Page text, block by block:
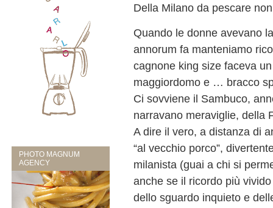
PHOTO MAGNUM
AGENCY
Della Milano da pescare
Quando le donne avevano
annorum fa manteniamo
cagnone king size faceva
maggiordomo e … bracco
Ci sovviene il Sambuco,
narravano meraviglie, della
A dire il vero, a distanza di
“al vecchio porco”,
milanista (guai a chi si
anche se il ricordo più
dello sguardo inquieto e